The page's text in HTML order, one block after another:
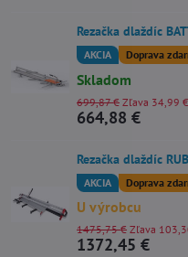
Rezačka dlaždíc
AKCIA Doprava
Skladom
664,88 €
699,87 € Zľava 34,99 €
Rezačka dlaždíc
AKCIA Doprava
U výrobcu
1372,45 €
1475,75 € Zľava